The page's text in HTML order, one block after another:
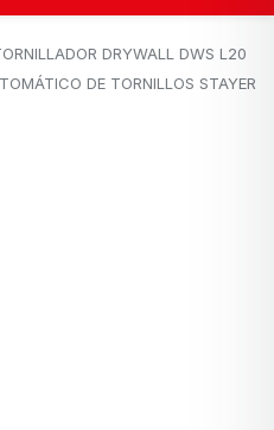
DRYWALL DWS L20
DE TORNILLOS STAYER